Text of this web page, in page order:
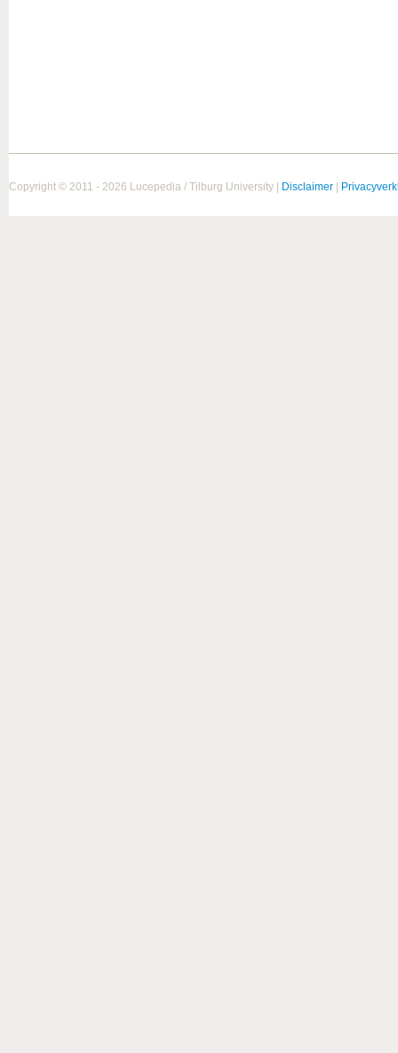
Copyright © 2011 - 2026 Lucepedia / Tilburg University | Disclaimer